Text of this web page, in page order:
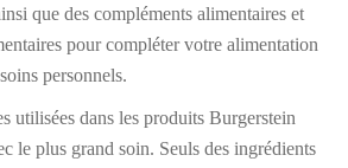
que des compléments alimentaires et
pour compléter votre alimentation
personnels.
utilisées dans les produits Burgerstein
le plus grand soin. Seuls des ingrédients